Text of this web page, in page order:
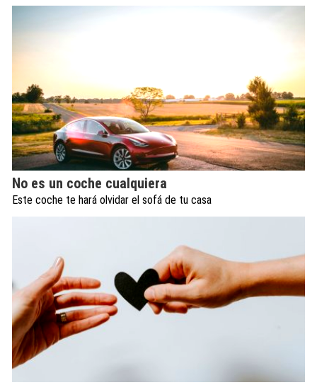
No es un coche cualquiera
Este coche te hará olvidar el sofá de tu casa